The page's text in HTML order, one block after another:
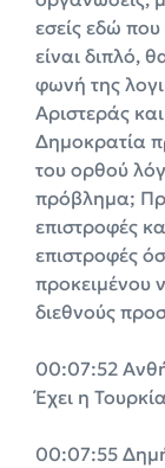
εσείς εδώ
είναι διπλό,
φωνή της
Αριστεράς
Δημοκρατία
του ορθού
πρόβλημα;
επιστροφές
επιστροφές
προκειμένου
διεθνούς
00:07:52
Έχει η
00:07:55